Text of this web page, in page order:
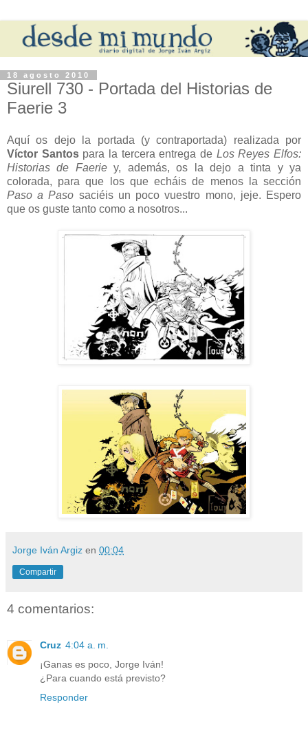
18 agosto 2010
Siurell 730 - Portada del Historias de
Faerie 3
Aquí os dejo la portada (y contraportada) realizada por
Víctor Santospara la tercera entrega de Los Reyes Elfos:
Historias de Faeriey, además, os la dejo a tinta y ya
colorada, para que los que echáis de menos la sección
Paso a Paso saciéis un poco vuestro mono, jeje. Espero
que os guste tanto como a nosotros...
Jorge Iván Argiz en 00:04
Compartir
4 comentarios:
Cruz 4:04 a. m.
¡Ganas es poco, Jorge Iván!
¿Para cuando está previsto?
Responder